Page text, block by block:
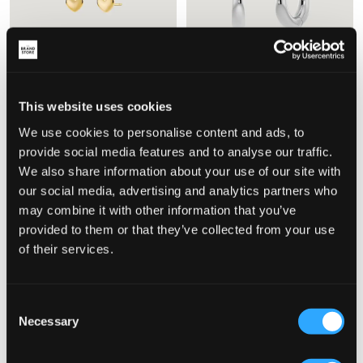
This website uses cookies
We use cookies to personalise content and ads, to
provide social media features and to analyse our traffic.
We also share information about your use of our site with
our social media, advertising and analytics partners who
may combine it with other information that you’ve
provided to them or that they’ve collected from your use
of their services.
Selection
Necessary
BARLEY STUDS GOLD
FURO HOOPS STEEL
199 kr